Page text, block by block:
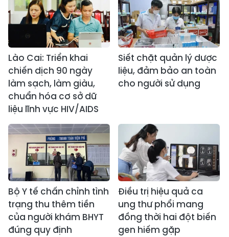
Lào Cai: Triển khai
chiến dịch 90 ngày
làm sạch, làm giàu,
chuẩn hóa cơ sở dữ
liệu lĩnh vực HIV/AIDS
Siết chặt quản lý dược
liệu, đảm bảo an toàn
cho người sử dụng
Bộ Y tế chấn chỉnh tình
trạng thu thêm tiền
của người khám BHYT
đúng quy định
Điều trị hiệu quả ca
ung thư phổi mang
đồng thời hai đột biến
gen hiếm gặp